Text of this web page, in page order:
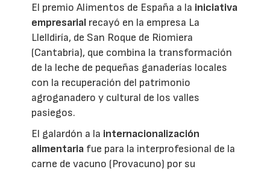
El premio Alimentos de España a la iniciativa
empresarial recayó en la empresa La
Llelldiría, de San Roque de Riomiera
(Cantabria), que combina la transformación
de la leche de pequeñas ganaderías locales
con la recuperación del patrimonio
agroganadero y cultural de los valles
pasiegos.
El galardón a la internacionalización
alimentaria fue para la interprofesional de la
carne de vacuno (Provacuno) por su